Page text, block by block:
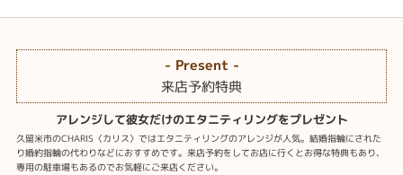
- Present -
来店予約特典
アレンジして彼女だけのエタニティリングをプレゼント
久留米市のCHARIS〈カリス〉ではエタニティリングのアレンジが人気。結婚指輪にされた
り婚約指輪の代わりなどにおすすめです。来店予約をしてお店に行くとお得な特典もあり、
専用の駐車場もあるのでお気軽にご来店ください。